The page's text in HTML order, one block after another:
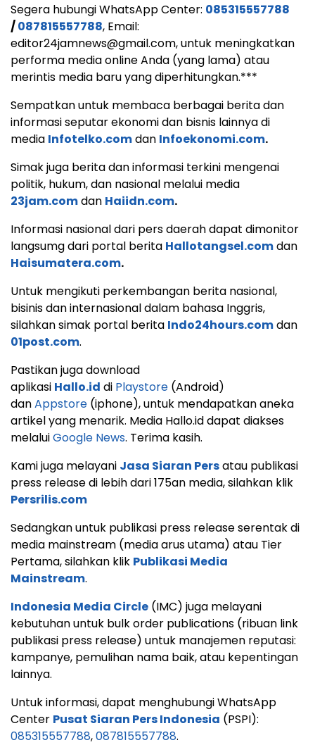
Segera hubungi WhatsApp Center: 085315557788
/087815557788, Email:
editor24jamnews@gmail.com, untuk meningkatkan
performa media online Anda (yang lama) atau
merintis media baru yang diperhitungkan.***
Sempatkan untuk membaca berbagai berita dan
informasi seputar ekonomi dan bisnis lainnya di
media Infotelko.comdan Infoekonomi.com.
Simak juga berita dan informasi terkini mengenai
politik, hukum, dan nasional melalui media
23jam.comdan Haiidn.com.
Informasi nasional dari pers daerah dapat dimonitor
langsumg dari portal berita Hallotangsel.comdan
Haisumatera.com.
Untuk mengikuti perkembangan berita nasional,
bisinis dan internasional dalam bahasa Inggris,
silahkan simak portal berita Indo24hours.comdan
01post.com.
Pastikan juga download
aplikasi Hallo.id di Playstore (Android)
danAppstore (iphone), untuk mendapatkan aneka
artikel yang menarik. Media Hallo.id dapat diakses
melaluiGoogle News. Terima kasih.
Kami juga melayani Jasa Siaran Persatau publikasi
press release di lebih dari 175an media, silahkan klik
Persrilis.com
Sedangkan untuk publikasi press release serentak di
media mainstream (media arus utama) atau Tier
Pertama, silahkan klik Publikasi Media
Mainstream.
Indonesia Media Circle (IMC) juga melayani
kebutuhan untuk bulk order publications (ribuan link
publikasi press release) untuk manajemen reputasi:
kampanye, pemulihan nama baik, atau kepentingan
lainnya.
Untuk informasi, dapat menghubungi WhatsApp
Center Pusat Siaran Pers Indonesia (PSPI):
085315557788,087815557788.